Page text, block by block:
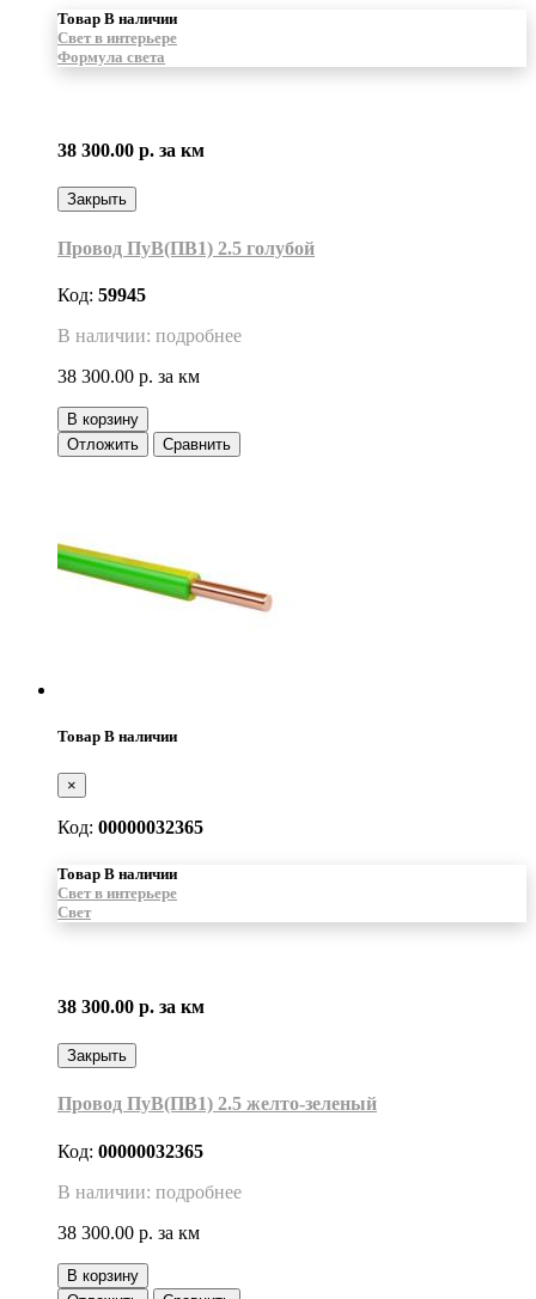
Товар В наличии
Свет в интерьере
Формула света
38 300.00 р. за км
Закрыть
Провод ПуВ(ПВ1) 2.5 голубой
Код: 59945
В наличии: подробнее
38 300.00 р. за км
В корзину
Отложить
Сравнить
Товар В наличии
×
Код: 00000032365
Товар В наличии
Свет в интерьере
Свет
38 300.00 р. за км
Закрыть
Провод ПуВ(ПВ1) 2.5 желто-зеленый
Код: 00000032365
В наличии: подробнее
38 300.00 р. за км
В корзину